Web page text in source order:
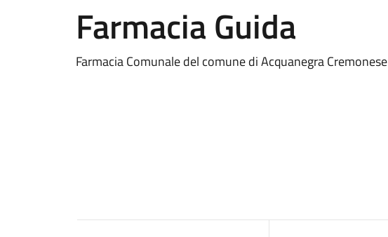
Farmacia Guida
Farmacia Comunale del comune di Acquanegra Cremonese